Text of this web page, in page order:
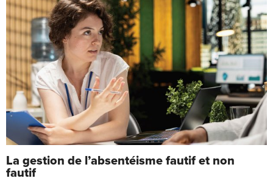
La gestion de l’absentéisme fautif et non
fautif